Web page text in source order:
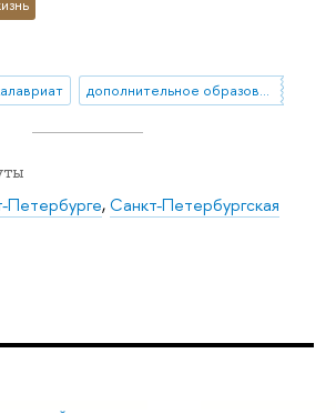
дополнительное образование
,Санкт-Петербургская